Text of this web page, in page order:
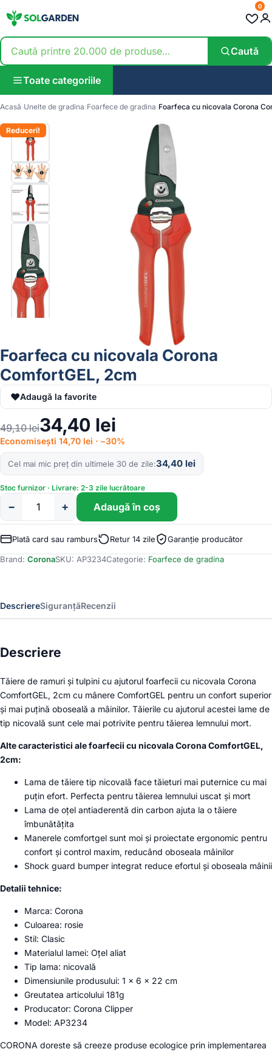
Caută
0
Toate categoriile
Acasă Unelte de gradina Foarfece de gradina Foarfeca cu nicovala Corona
Reduceri!
Foarfeca cu nicovala Corona
ComfortGEL, 2cm
♥Adaugă la favorite
49,10lei34,40 lei
Economisești 14,70 lei · −30%
Cel mai mic preț din ultimele 30 de zile 34,40 lei
Stoc furnizor · Livrare: 2-3 zile lucrătoare
Cantitate
Foarfeca
cu
Corona
− + Adaugă în coș
Plată card sau ramburs Retur 14 zile Garanție producător
Brand: CoronaSKU: AP3234Categorie: Foarfece de gradina
DescriereSiguranțăRecenzii
Descriere
Tăiere de ramuri și tulpini cu ajutorul foarfecii cu nicovala Corona
ComfortGEL, 2cm cu mânere ComfortGEL pentru un confort superior
și mai puțină oboseală a mâinilor. Tăierile cu ajutorul acestei lame de
tip nicovală sunt cele mai potrivite pentru tăierea lemnului mort.
Alte caracteristici ale foarfecii cu nicovala Corona ComfortGEL,
2cm:
Lama de tăiere tip nicovală face tăieturi mai puternice cu mai
puțin efort. Perfecta pentru tăierea lemnului uscat și mort
Lama de oțel antiaderentă din carbon ajuta la o tăiere
îmbunătățita
Manerele comfortgel sunt moi și proiectate ergonomic pentru
confort și control maxim, reducând oboseala mâinilor
Shock guard bumper integrat reduce efortul și oboseala mâinii
Detalii tehnice:
Marca: Corona
Culoarea: rosie
Stil: Clasic
Materialul lamei: Oțel aliat
Tip lama: nicovală
Dimensiunile produsului: 1 x 6 x 22 cm
Greutatea articolului 181g
Producator: Corona Clipper
Model: AP3234
CORONA doreste să creeze produse ecologice prin implementarea